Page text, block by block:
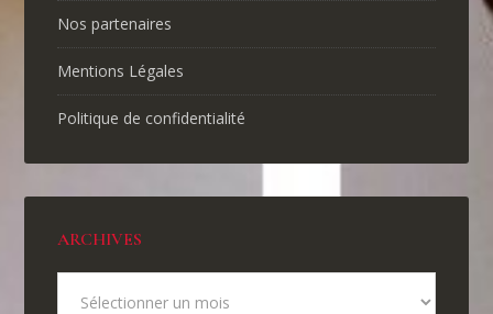
Nos partenaires
Mentions Légales
Politique de confidentialité
ARCHIVES